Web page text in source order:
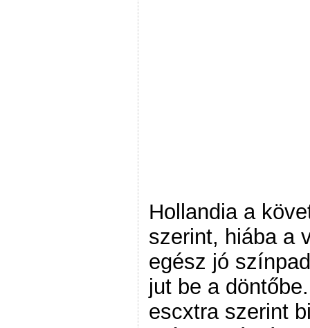
Hollandia a
szerint, hiába a
egész jó
jut be a
escxtra szerint